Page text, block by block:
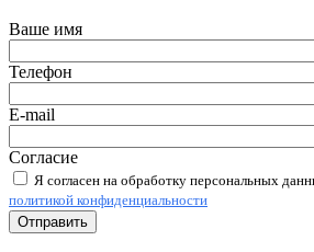
Ваше имя
Телефон
E-mail
Согласие
Я согласен на обработку персональных
политикой конфиденциальности
Отправить